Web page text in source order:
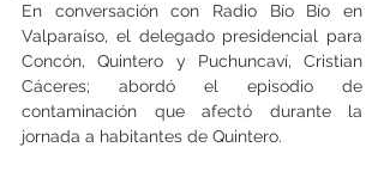
En conversación con Radio Bío Bío en
Valparaíso, el delegado presidencial para
Concón, Quintero y Puchuncaví, Cristian
Cáceres; abordó el episodio de
contaminación que afectó durante la
jornada a habitantes de Quintero.